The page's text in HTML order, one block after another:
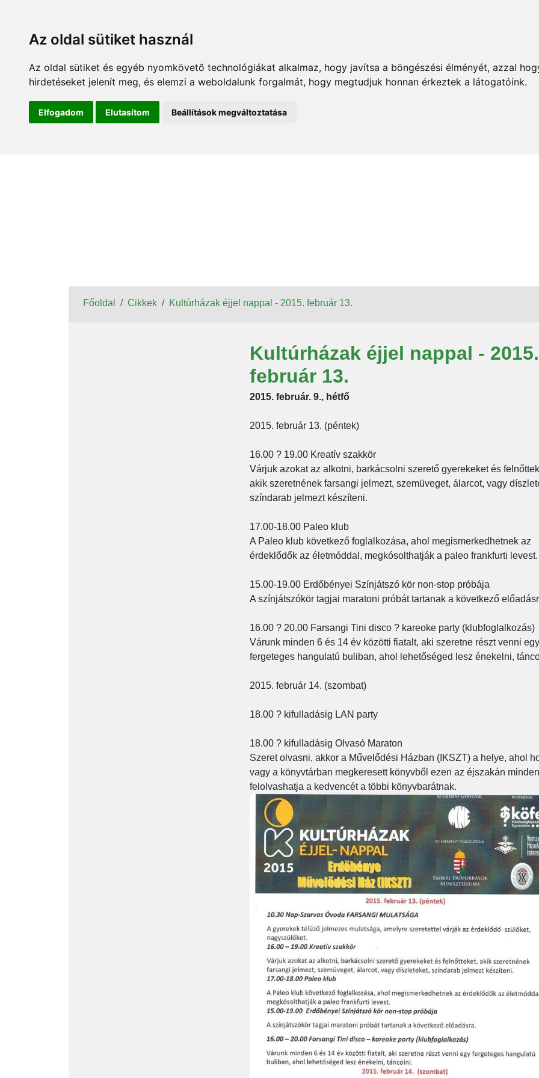
Az oldal sütiket használ
Az oldal sütiket és egyéb nyomkövető technológiákat alkalmaz, hogy javítsa a böngészési élményét, azzal
hirdetéseket jelenít meg, és elemzi a weboldalunk forgalmát, hogy megtudjuk honnan érkeztek a látogatóink.
Elfogadom Elutasítom Beállítások megváltoztatása
Főoldal Cikkek Kultúrházak éjjel nappal - 2015. február 13.
Kultúrházak éjjel nappal - 2015.
február 13.
2015. február. 9., hétfő
2015. február 13. (péntek)
16.00 ? 19.00 Kreatív szakkör
Várjuk azokat az alkotni, barkácsolni szerető gyerekeket és
akik szeretnének farsangi jelmezt, szemüveget, álarcot, vagy
színdarab jelmezt készíteni.
17.00-18.00 Paleo klub
A Paleo klub következő foglalkozása, ahol megismerkedhetnek az
érdeklődők az életmóddal, megkósolthatják a paleo frankfurti levest.
15.00-19.00 Erdőbényei Színjátszó kör non-stop próbája
A színjátszókör tagjai maratoni próbát tartanak a következő
16.00 ? 20.00 Farsangi Tini disco ? kareoke party (klubfoglalkozás)
Várunk minden 6 és 14 év közötti fiatalt, aki szeretne részt venni egy
fergeteges hangulatú buliban, ahol lehetőséged lesz énekelni,
2015. február 14. (szombat)
18.00 ? kifulladásig LAN party
18.00 ? kifulladásig Olvasó Maraton
Szeret olvasni, akkor a Művelődési Házban (IKSZT) a helye, ahol
vagy a könyvtárban megkeresett könyvből ezen az éjszakán
felolvashatja a kedvencét a többi könyvbarátnak.